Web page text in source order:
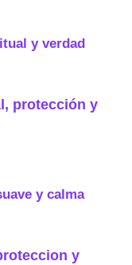
protección y
y